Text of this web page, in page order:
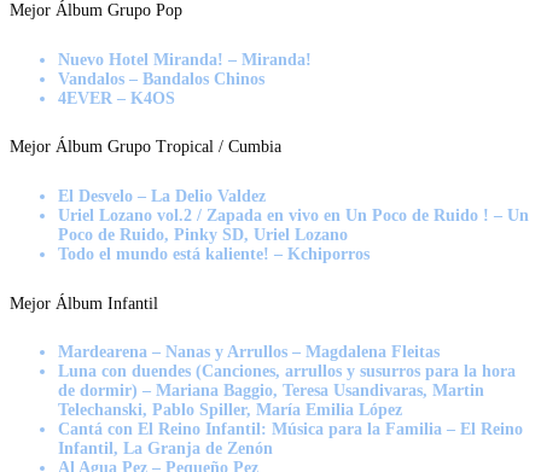
Mejor Álbum Grupo Pop
Nuevo Hotel Miranda! – Miranda!
Vandalos – Bandalos Chinos
4EVER – K4OS
Mejor Álbum Grupo Tropical / Cumbia
El Desvelo – La Delio Valdez
Uriel Lozano vol.2 / Zapada en vivo en Un Poco de Ruido ! – Un
Poco de Ruido, Pinky SD, Uriel Lozano
Todo el mundo está kaliente! – Kchiporros
Mejor Álbum Infantil
Mardearena – Nanas y Arrullos – Magdalena Fleitas
Luna con duendes (Canciones, arrullos y susurros para la hora
de dormir) – Mariana Baggio, Teresa Usandivaras, Martin
Telechanski, Pablo Spiller, María Emilia López
Cantá con El Reino Infantil: Música para la Familia – El Reino
Infantil, La Granja de Zenón
Al Agua Pez – Pequeño Pez